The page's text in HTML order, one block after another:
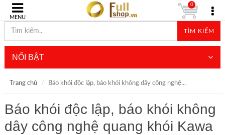
MENU
TÌM KIẾM
0
NỔI BẬT
Trang chủ Báo khói độc lập, báo khói không dây công nghệ...
Báo khói độc lập, báo khói không
dây công nghệ quang khói Kawa